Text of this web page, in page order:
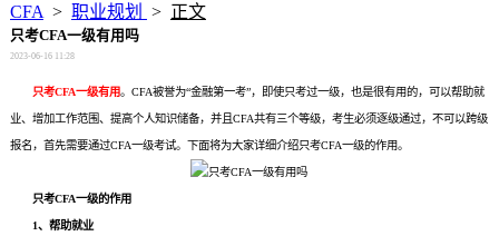
CFA > 职业规划 > 正文
只考CFA一级有用吗
2023-06-16 11:28
只考CFA一级有用。CFA被誉为“金融第一考”，即使只考过一级，也是很有用的，可以帮助就
业、 增加工作范围、提高个人知识储备，并且CFA共有三个等级，考生必须逐级通过，不可以跨级
报名，首先需要通过CFA一级考试。下面将为大家详细介绍只考CFA一级的作用。
只考CFA一级的作用
1、帮助就业